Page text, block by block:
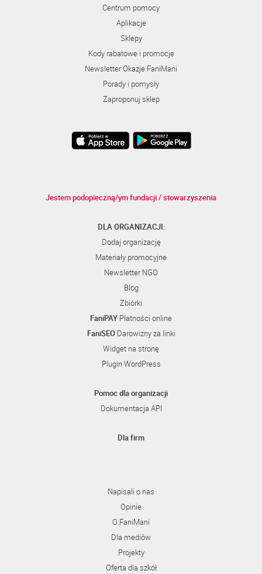
Centrum pomocy
Aplikacje
Sklepy
Kody rabatowe i promocje
Newsletter Okazje FaniMani
Porady i pomysły
Zaproponuj sklep
Jestem podopieczną/ym fundacji / stowarzyszenia
DLA ORGANIZACJI:
Dodaj organizację
Materiały promocyjne
Newsletter NGO
Blog
Zbiórki
FaniPAY Płatności online
FaniSEODarowizny za linki
Widget na stronę
Plugin WordPress
Pomoc dla organizacji
Dokumentacja API
Dla firm
Napisali o nas
Opinie
O FaniMani
Dla mediów
Projekty
Oferta dla szkół